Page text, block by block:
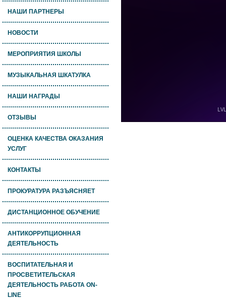
НАШИ ПАРТНЕРЫ
НОВОСТИ
МЕРОПРИЯТИЯ ШКОЛЫ
МУЗЫКАЛЬНАЯ ШКАТУЛКА
НАШИ НАГРАДЫ
ОТЗЫВЫ
ОЦЕНКА КАЧЕСТВА ОКАЗАНИЯ
УСЛУГ
КОНТАКТЫ
ПРОКУРАТУРА РАЗЪЯСНЯЕТ
ДИСТАНЦИОННОЕ ОБУЧЕНИЕ
АНТИКОРРУПЦИОННАЯ
ДЕЯТЕЛЬНОСТЬ
ВОСПИТАТЕЛЬНАЯ И
ПРОСВЕТИТЕЛЬСКАЯ
ДЕЯТЕЛЬНОСТЬ РАБОТА ON-
LINE